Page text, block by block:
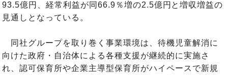
93.5億円、経常利益が同66.9％増の2.5億円と増収増益の
見通しとなっている。
同社グループを取り巻く事業環境は、待機児童解消に
向けた政府・自治体による各種支援が継続的に実施さ
れ、認可保育所や企業主導型保育所がハイペースで新規